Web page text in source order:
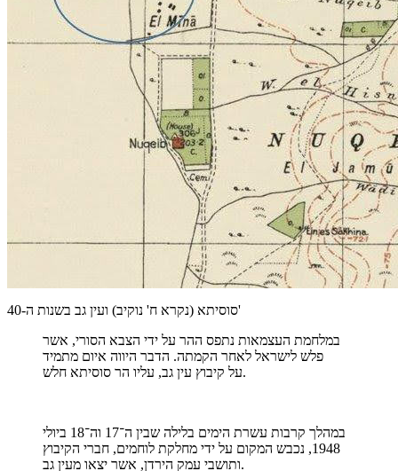
סוסיתא (נקרא ח' נוקיב) ועין גב בשנות ה-40'
במלחמת העצמאות נתפס ההר על ידי הצבא הסורי, אשר
פלש לישראל לאחר הקמתה. הדבר היווה איום מתמיד
על קיבוץ עין גב, עליו הר סוסיתא חלש.
במהלך קרבות עשרת הימים בלילה שבין ה־17 וה־18 ביולי
1948, נכבש המקום על ידי מחלקת לוחמים, חברי הקיבוץ
ותושבי עמק הירדן, אשר יצאו מעין גב.